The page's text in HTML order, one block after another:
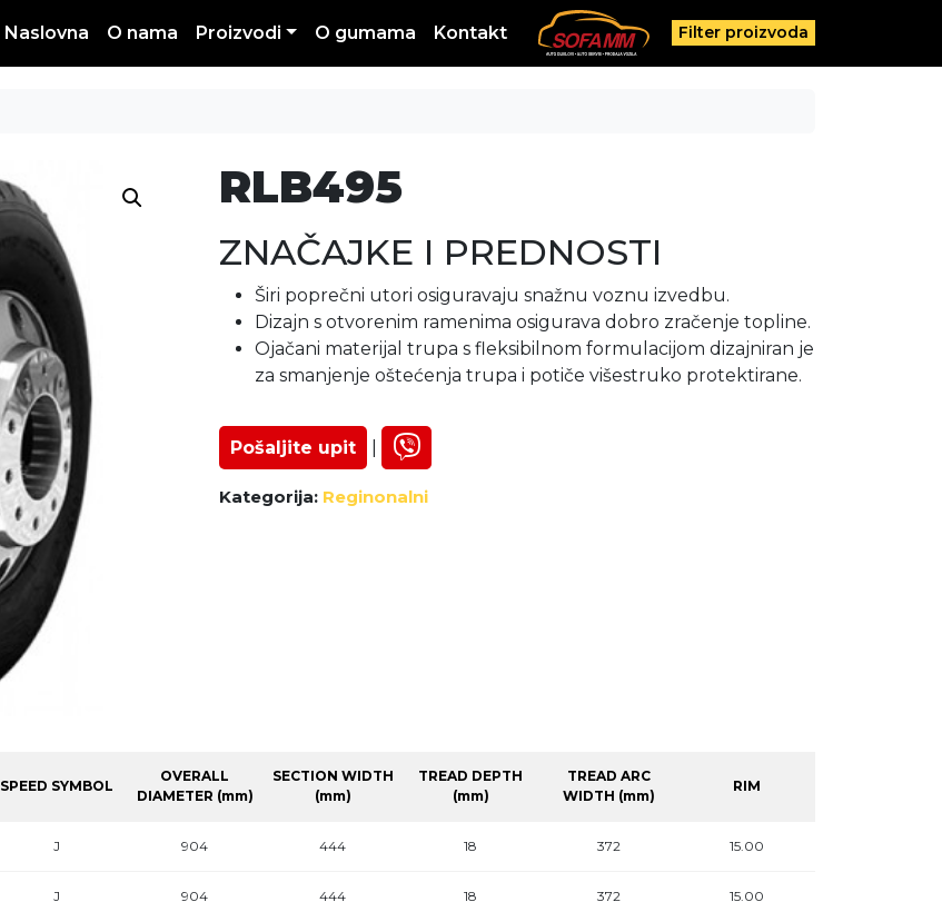
Naslovna O nama Proizvodi O gumama Kontakt Filter proizvoda
RLB495
ZNAČAJKE I PREDNOSTI
Širi poprečni utori osiguravaju snažnu voznu izvedbu.
Dizajn s otvorenim ramenima osigurava dobro zračenje topline.
Ojačani materijal trupa s fleksibilnom formulacijom dizajniran je
za smanjenje oštećenja trupa i potiče višestruko protektirane.
Pošaljite upit
Kategorija: Reginonalni
SPEED SYMBOL
OVERALL
DIAMETER (mm)
SECTION WIDTH
(mm)
TREAD DEPTH
(mm)
TREAD ARC
WIDTH (mm)
RIM
J 904 444 18 372 15.00
J 904 444 18 372 15.00